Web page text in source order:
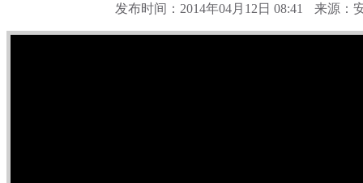
发布时间：2014年04月12日 08:41 来源：